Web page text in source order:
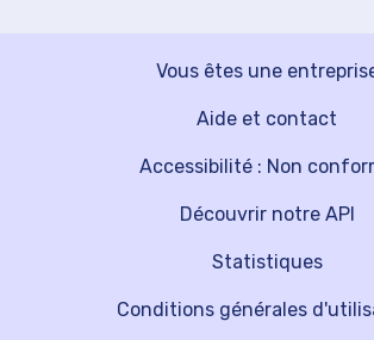
Vous êtes une
Découvrir notre API
Aide et contact
Statistiques
Accessibilité : Non
Conditions générales